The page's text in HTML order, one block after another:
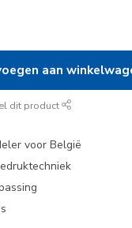
aan
dit product
voor België